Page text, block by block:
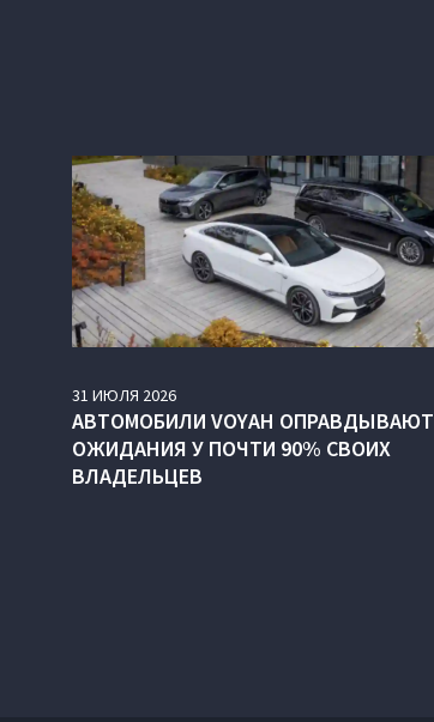
31 ИЮЛЯ 2026
АВТОМОБИЛИ VOYAH ОПРАВДЫВАЮТ
ОЖИДАНИЯ У ПОЧТИ 90% СВОИХ
ВЛАДЕЛЬЦЕВ